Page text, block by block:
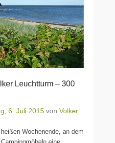
Leuchtturm – 300
6. Juli 2015 von Volker
Wochenende, an dem